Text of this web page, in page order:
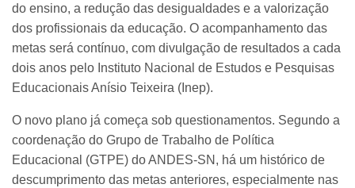
do ensino, a redução das desigualdades e a valorização
dos profissionais da educação. O acompanhamento das
metas será contínuo, com divulgação de resultados a cada
dois anos pelo Instituto Nacional de Estudos e Pesquisas
Educacionais Anísio Teixeira (Inep).
O novo plano já começa sob questionamentos. Segundo a
coordenação do Grupo de Trabalho de Política
Educacional (GTPE) do ANDES-SN, há um histórico de
descumprimento das metas anteriores, especialmente nas